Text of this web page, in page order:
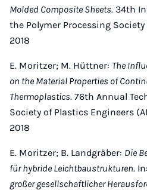
Molded Composite Sheets. 34th
the Polymer Processing Society
2018
E. Moritzer; M. Hüttner: The
on the Material Properties of
Thermoplastics. 76th Annual
Society of Plastics Engineers
2018
E. Moritzer; B. Landgräber: Die
für hybride Leichtbaustrukturen. In:
großer gesellschaftlicher